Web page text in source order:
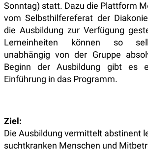
Sonntag) statt. Dazu die Plattform
vom Selbsthilfereferat der
die Ausbildung zur Verfügung
Lerneinheiten können so
unabhängig von der Gruppe
Beginn der Ausbildung gibt es
Einführung in das Programm.
Ziel:
Die Ausbildung vermittelt abstinent
suchtkranken Menschen und